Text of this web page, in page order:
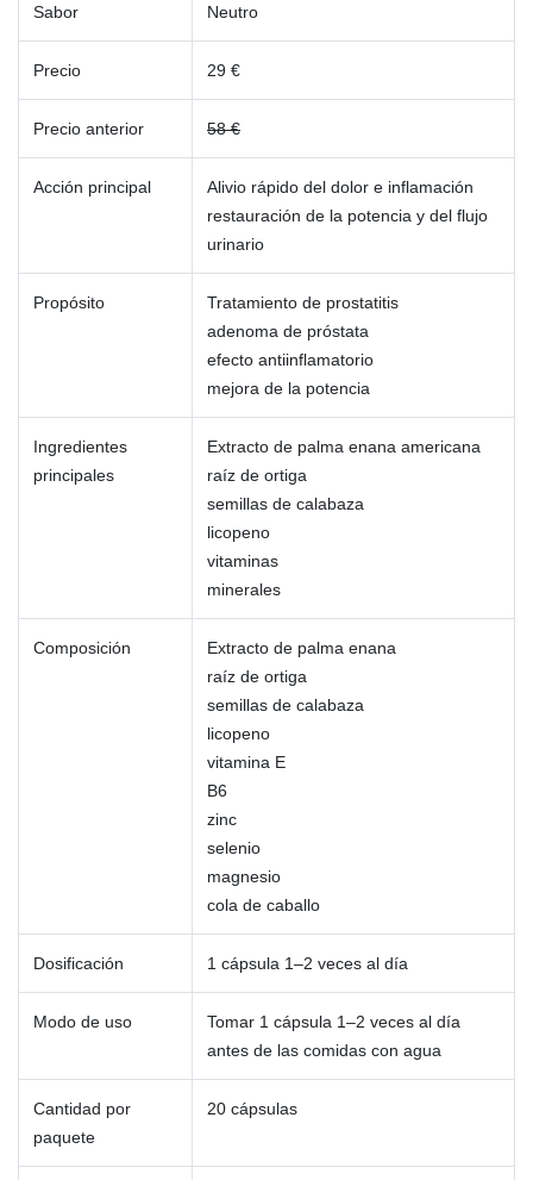
Sabor Neutro
Precio 29 €
Precio anterior 58 €
Acción principal
Alivio rápido del dolor e inflamación
restauración de la potencia y del flujo
urinario
Propósito
Tratamiento de prostatitis
adenoma de próstata
efecto antiinflamatorio
mejora de la potencia
Ingredientes
principales
Extracto de palma enana americana
raíz de ortiga
semillas de calabaza
licopeno
vitaminas
minerales
Composición
Extracto de palma enana
raíz de ortiga
semillas de calabaza
licopeno
vitamina E
B6
zinc
selenio
magnesio
cola de caballo
Dosificación 1 cápsula 1–2 veces al día
Modo de uso
Tomar 1 cápsula 1–2 veces al día
antes de las comidas con agua
Cantidad por
paquete
20 cápsulas